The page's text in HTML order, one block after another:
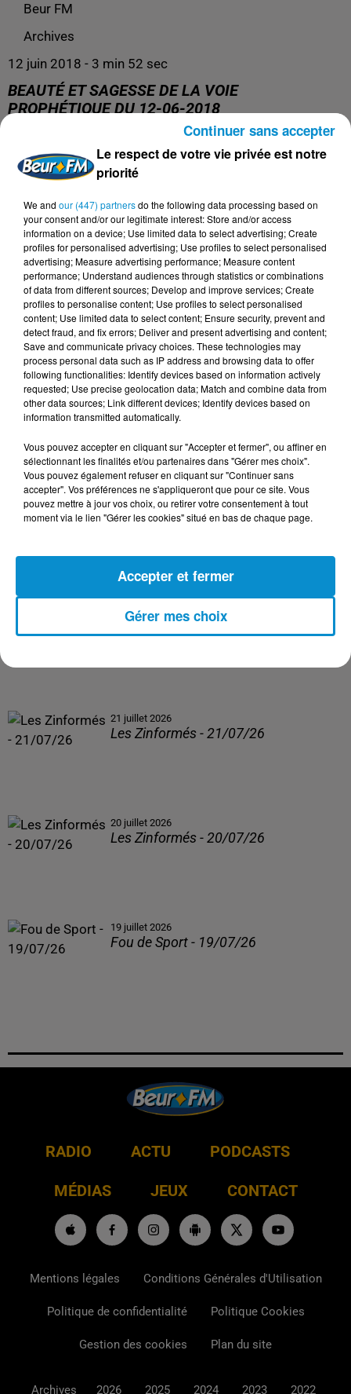
Beur FM
Archives
12 juin 2018 - 3 min 52 sec
BEAUTÉ ET SAGESSE DE LA VOIE
PROPHÉTIQUE DU 12-06-2018
Archives
DERNIERS PODCASTS
24 juillet 2026
Les Zinformés - 24/07/26
23 juillet 2026
Les Zinformés - 23/07/26
22 juillet 2026
21 juillet 2026
Les Zinformés - 21/07/26
20 juillet 2026
Les Zinformés - 20/07/26
19 juillet 2026
Fou de Sport - 19/07/26
RADIO ACTU PODCASTS
MÉDIAS JEUX CONTACT
Mentions légales Conditions Générales d'Utilisation
Politique de confidentialité Politique Cookies
Gestion des cookies Plan du site
Archives 2026 2025 2024 2023 2022
Le respect de votre vie privée est notre
priorité
We and our (447) partnersdo the following data processing based on
your consent and/or our legitimate interest: Store and/or access
information on a device; Use limited data to select advertising; Create
profiles for personalised advertising; Use profiles to select personalised
advertising; Measure advertising performance; Measure content
performance; Understand audiences through statistics or combinations
of data from different sources; Develop and improve services; Create
profiles to personalise content; Use profiles to select personalised
content; Use limited data to select content; Ensure security, prevent and
detect fraud, and fix errors; Deliver and present advertising and content;
Save and communicate privacy choices. These technologies may
process personal data such as IP address and browsing data to offer
following functionalities: Identify devices based on information actively
requested; Use precise geolocation data; Match and combine data from
other data sources; Link different devices; Identify devices based on
information transmitted automatically.
Vous pouvez accepter en cliquant sur "Accepter et fermer", ou affiner en
sélectionnant les finalités et/ou partenaires dans "Gérer mes choix".
Vous pouvez également refuser en cliquant sur "Continuer sans
accepter". Vos préférences ne s'appliqueront que pour ce site. Vous
pouvez mettre à jour vos choix, ou retirer votre consentement à tout
moment via le lien "Gérer les cookies" situé en bas de chaque page.
Gérer mes choix
Accepter et fermer
Continuer sans accepter